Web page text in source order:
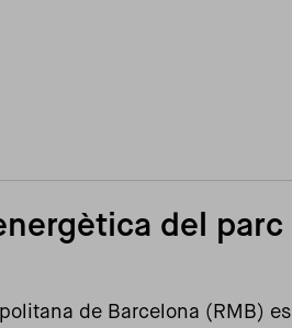
del parc
de Barcelona (RMB) es